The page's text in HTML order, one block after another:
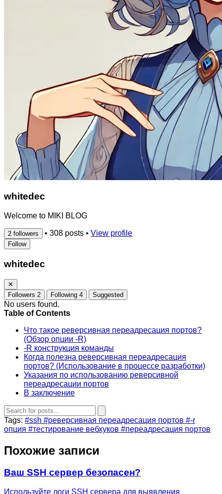
whitedec
Welcome to MIKI BLOG
2 followers • 308 posts • View profile
Follow
whitedec
✕
Followers 2 Following 4 Suggested
No users found.
Table of Contents
Что такое реверсивная переадресация портов?
(Обзор опции -R)
-R конструкция команды
Когда полезна реверсивная переадресация
портов? (Использование в процессе разработки)
Указания по использованию реверсивной
переадресации портов
В заключение
Tags: #ssh #реверсивная переадресация портов #-r
опция #тестирование вебхуков #переадресация портов
Похожие записи
Ваш SSH сервер безопасен?
Используйте логи SSH сервера для выявления